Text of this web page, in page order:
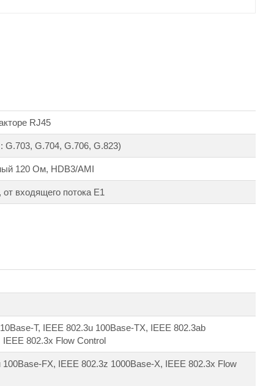
RJ45
G.703, G.704, G.706, G.823)
120 Ом, HDB3/AMI
от входящего потока Е1
T, IEEE 802.3u 100Base-TX, IEEE 802.3ab
IEEE 802.3x Flow Control
100Base-FX, IEEE 802.3z 1000Base-X, IEEE 802.3x Flow